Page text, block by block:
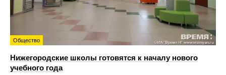
Общество
Нижегородские школы готовятся к началу нового
учебного года